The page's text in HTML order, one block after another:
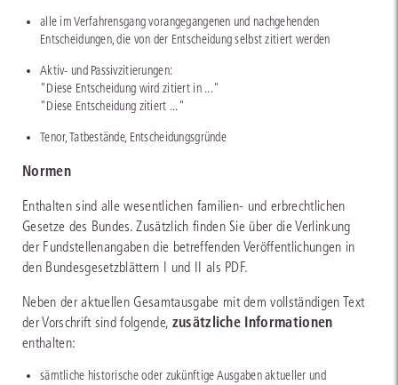
alle im Verfahrensgang vorangegangenen und nachgehenden
Entscheidungen, die von der Entscheidung selbst zitiert werden
Aktiv- und Passivzitierungen:
"Diese Entscheidung wird zitiert in ..."
"Diese Entscheidung zitiert ..."
Tenor, Tatbestände, Entscheidungsgründe
Normen
Enthalten sind alle wesentlichen familien- und erbrechtlichen
Gesetze des Bundes. Zusätzlich finden Sie über die Verlinkung
der Fundstellenangaben die betreffenden Veröffentlichungen in
den Bundesgesetzblättern I und II als PDF.
Neben der aktuellen Gesamtausgabe mit dem vollständigen Text
der Vorschrift sind folgende, zusätzliche Informationen
enthalten:
sämtliche historische oder zukünftige Ausgaben aktueller und